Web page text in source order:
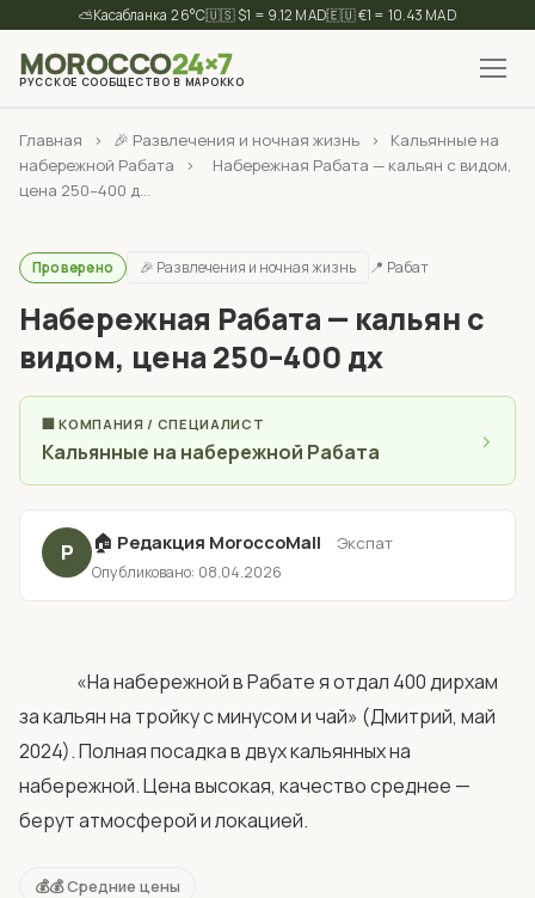
⛅ 26°C🇺🇸 $1 = 9.12 MAD🇪🇺 €1 = 10.43 MAD
MOROCCO24×7
РУССКОЕ СООБЩЕСТВО В МАРОККО
Найти ✕
Главная › 🎉 Развлечения и ночная жизнь ›
Кальянные на
набережной Рабата
›
Набережная Рабата — кальян с видом,
цена 250–400 д...
Проверено 🎉 Развлечения и ночная жизнь 📍 Рабат
Набережная Рабата — кальян с
видом, цена 250–400 дх
🏢 КОМПАНИЯ / СПЕЦИАЛИСТ
Кальянные на набережной Рабата ›
Р 🏠 Редакция MoroccoMall Экспат
Опубликовано: 08.04.2026
за кальян на тройку с минусом и чай» (Дмитрий, май
2024). Полная посадка в двух кальянных на
набережной. Цена высокая, качество среднее —
берут атмосферой и локацией.
💰💰 Средние цены